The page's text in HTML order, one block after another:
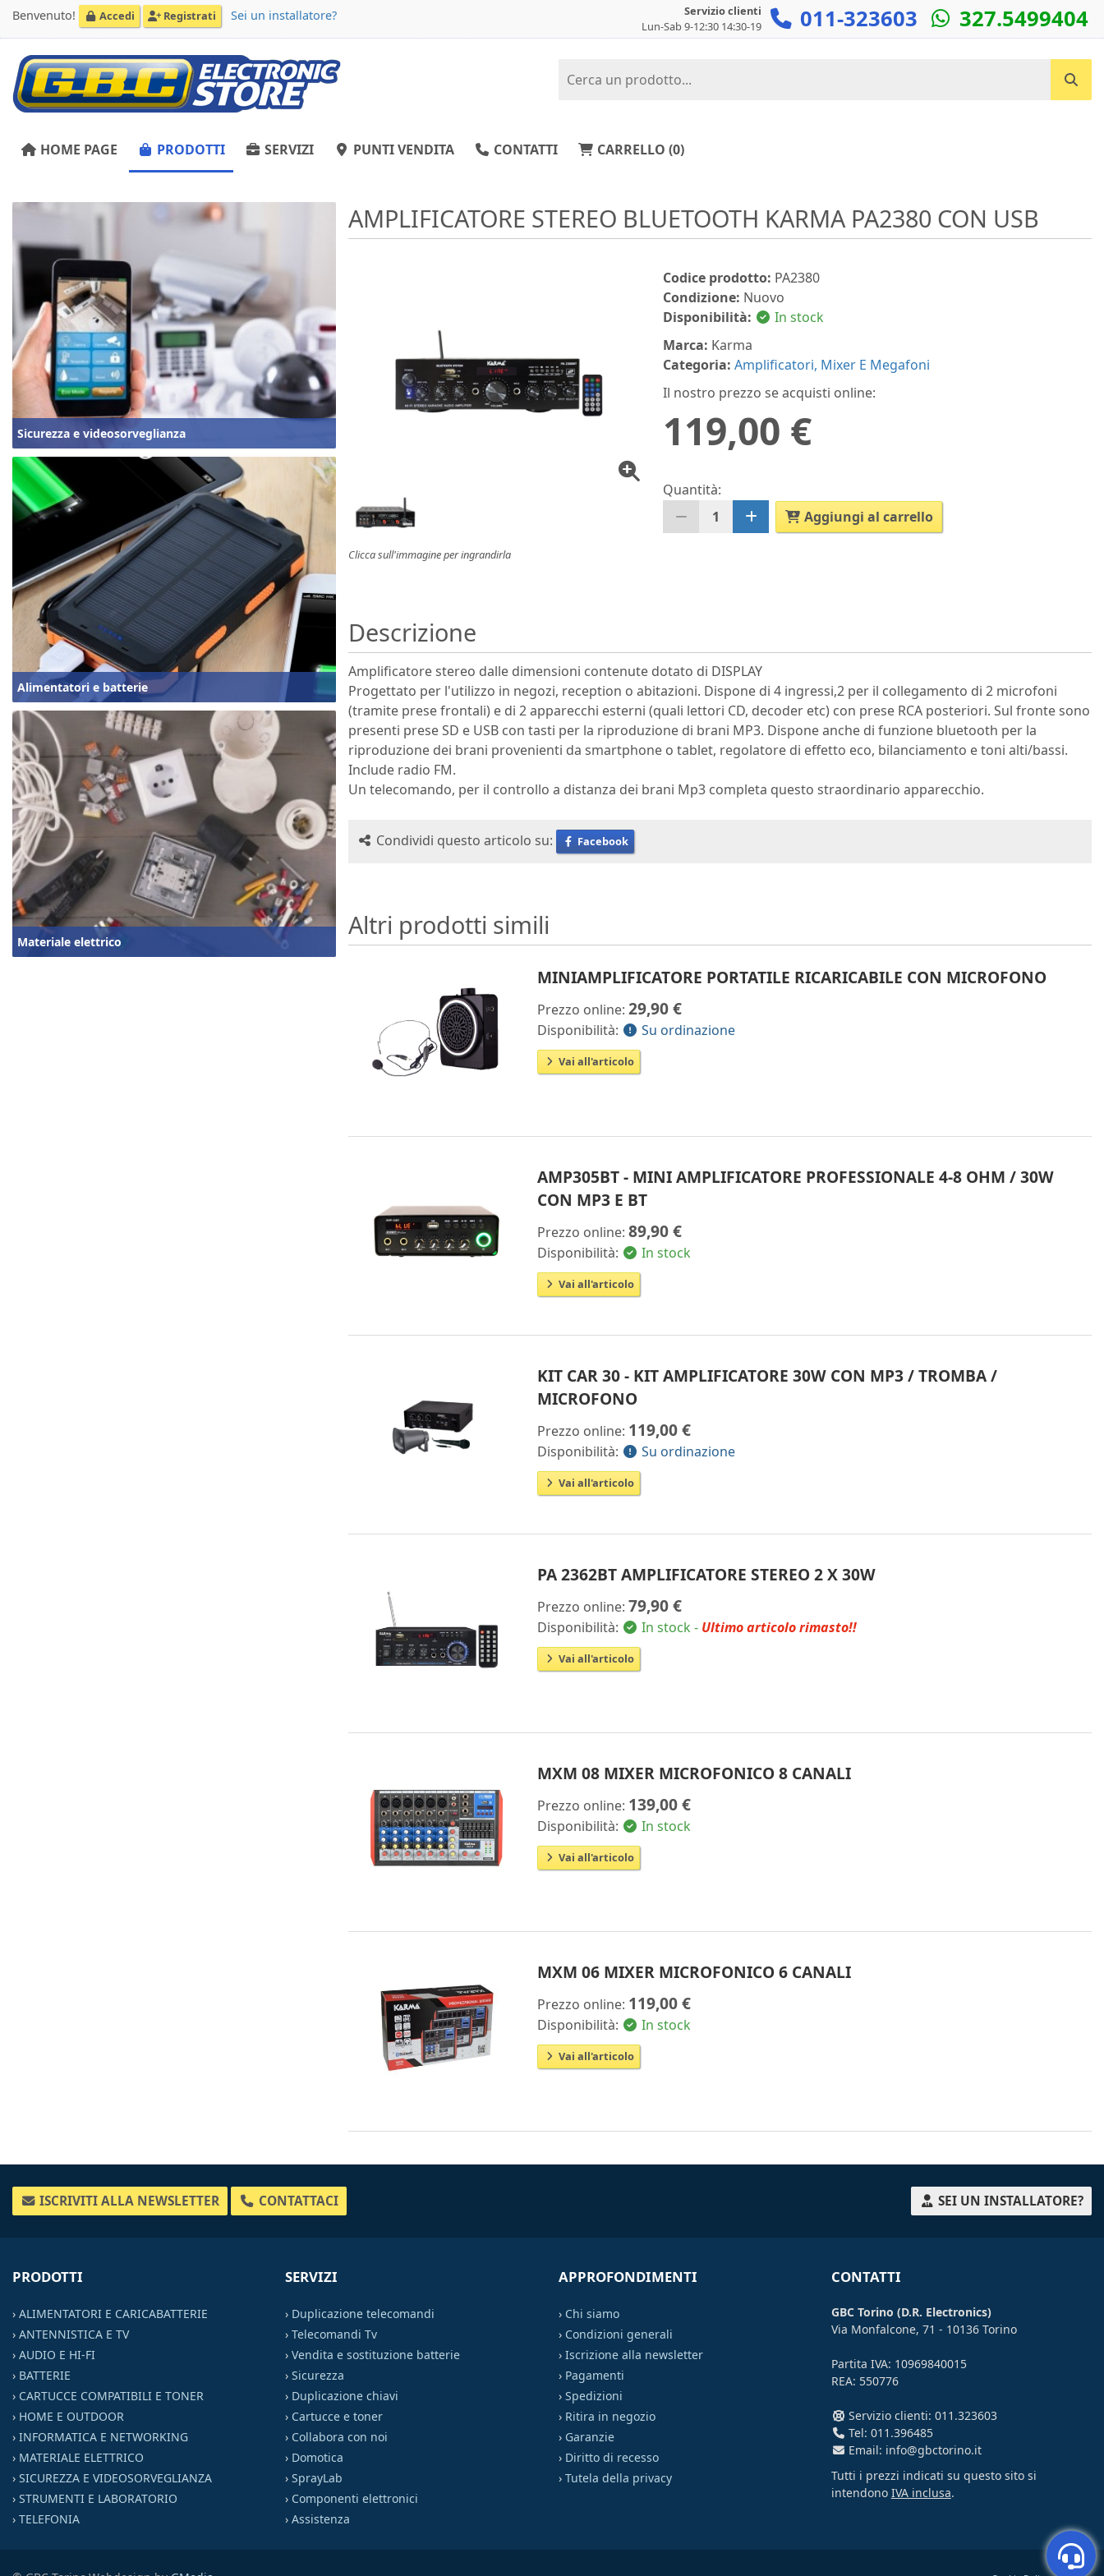
Benvenuto! Accedi Registrati Sei un installatore?
Servizio clienti
Lun-Sab 9-12:30 14:30-19
011-323603 327.5499404
Cerca un prodotto...
HOME PAGE PRODOTTI SERVIZI PUNTI VENDITA CONTATTI CARRELLO (0)
Sicurezza e videosorveglianza
Alimentatori e batterie
Materiale elettrico
AMPLIFICATORE STEREO BLUETOOTH KARMA PA2380 CON USB
Clicca sull'immagine per ingrandirla
Codice prodotto: PA2380
Condizione: Nuovo
Disponibilità:
In stock
Marca: Karma
Categoria: Amplificatori, Mixer E Megafoni
Il nostro prezzo se acquisti online:
119,00 €
Quantità:
1
Aggiungi al carrello
Descrizione
Amplificatore stereo dalle dimensioni contenute dotato di DISPLAY
Progettato per l'utilizzo in negozi, reception o abitazioni. Dispone di 4 ingressi,2 per il collegamento di 2 microfoni
(tramite prese frontali) e di 2 apparecchi esterni (quali lettori CD, decoder etc) con prese RCA posteriori. Sul fronte sono
presenti prese SD e USB con tasti per la riproduzione di brani MP3. Dispone anche di funzione bluetooth per la
riproduzione dei brani provenienti da smartphone o tablet, regolatore di effetto eco, bilanciamento e toni alti/bassi.
Include radio FM.
Un telecomando, per il controllo a distanza dei brani Mp3 completa questo straordinario apparecchio.
Condividi questo articolo su: Facebook
Altri prodotti simili
MINIAMPLIFICATORE PORTATILE RICARICABILE CON MICROFONO
Prezzo online:29,90 €
Disponibilità: Su ordinazione
Vai all'articolo
AMP305BT - MINI AMPLIFICATORE PROFESSIONALE 4-8 OHM / 30W
CON MP3 E BT
Prezzo online:89,90 €
Disponibilità: In stock
Vai all'articolo
KIT CAR 30 - KIT AMPLIFICATORE 30W CON MP3 / TROMBA /
MICROFONO
Prezzo online: 119,00 €
Disponibilità: Su ordinazione
Vai all'articolo
PA 2362BT AMPLIFICATORE STEREO 2 X 30W
Prezzo online:79,90 €
Disponibilità: In stock - Ultimo articolo rimasto!!
Vai all'articolo
MXM 08 MIXER MICROFONICO 8 CANALI
Prezzo online: 139,00 €
Disponibilità: In stock
Vai all'articolo
MXM 06 MIXER MICROFONICO 6 CANALI
Prezzo online: 119,00 €
Disponibilità: In stock
Vai all'articolo
ISCRIVITI ALLA NEWSLETTER CONTATTACI SEI UN INSTALLATORE?
PRODOTTI
› ALIMENTATORI E CARICABATTERIE
› ANTENNISTICA E TV
› AUDIO E HI-FI
› BATTERIE
› CARTUCCE COMPATIBILI E TONER
› HOME E OUTDOOR
› INFORMATICA E NETWORKING
› MATERIALE ELETTRICO
› SICUREZZA E VIDEOSORVEGLIANZA
› STRUMENTI E LABORATORIO
› TELEFONIA
SERVIZI
› Duplicazione telecomandi
›Telecomandi Tv
›Vendita e sostituzione batterie
›Sicurezza
› Duplicazione chiavi
› Cartucce e toner
› Collabora con noi
› Domotica
›SprayLab
› Componenti elettronici
›Assistenza
APPROFONDIMENTI
› Chi siamo
› Condizioni generali
› Iscrizione alla newsletter
› Pagamenti
› Spedizioni
› Ritira in negozio
› Garanzie
› Diritto di recesso
› Tutela della privacy
CONTATTI
GBC Torino (D.R. Electronics)
Via Monfalcone, 71 - 10136 Torino
Partita IVA: 10969840015
REA: 550776
Servizio clienti: 011.323603
Tel: 011.396485
Email: info@gbctorino.it
Tutti i prezzi indicati su questo sito si
intendono IVA inclusa.